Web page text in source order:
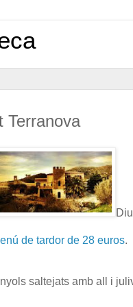
Terranova
de tardor de 28 euros.
saltejats amb all i